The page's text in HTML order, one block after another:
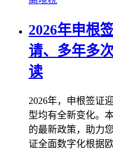
2026年申根
请、多年多
读
2026年，申根签证
型均有全新变化。
的最新政策，助力
证全面数字化根据